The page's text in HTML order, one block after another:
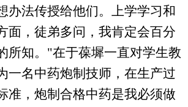
办法传授给他们。上学学习和
面，徒弟多问，我肯定会百分
所知。 "在于葆墀一直对学生教
一名中药炮制技师，在生产过
准，炮制合格中药是我必须做